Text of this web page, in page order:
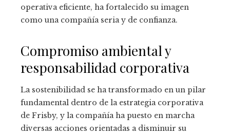
operativa eficiente, ha fortalecido su imagen
como una compañía seria y de confianza.
Compromiso ambiental y
responsabilidad corporativa
La sostenibilidad se ha transformado en un pilar
fundamental dentro de la estrategia corporativa
de Frisby, y la compañía ha puesto en marcha
diversas acciones orientadas a disminuir su